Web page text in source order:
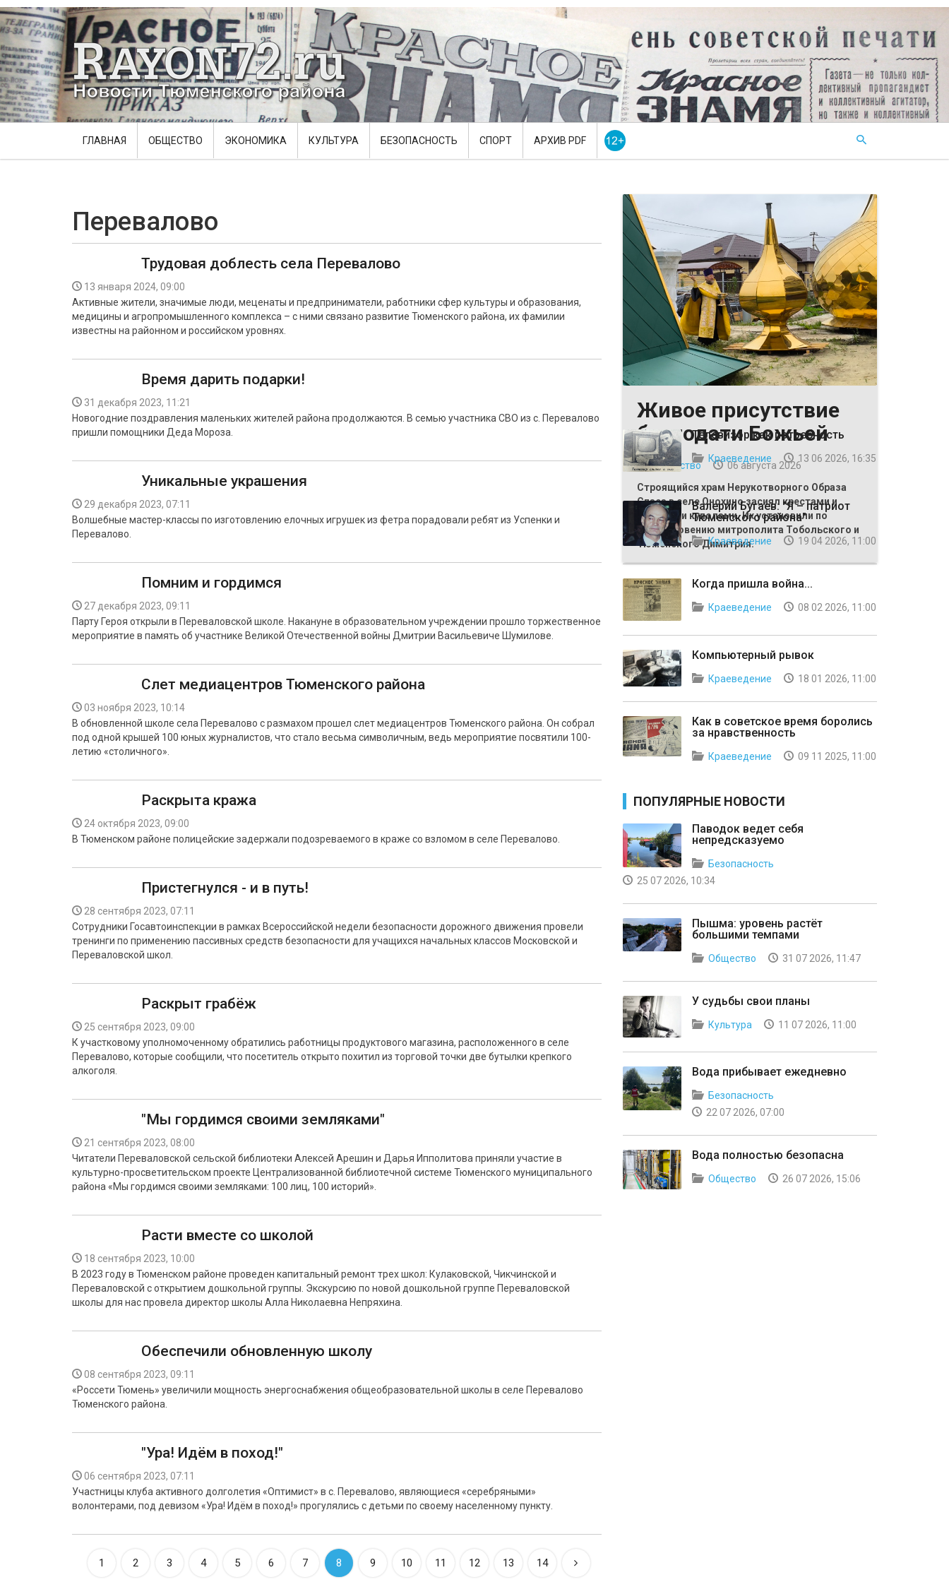
ГЛАВНАЯ ОБЩЕСТВО ЭКОНОМИКА КУЛЬТУРА БЕЗОПАСНОСТЬ СПОРТ АРХИВ PDF
Перевалово
Трудовая доблесть села Перевалово
13 января 2024, 09:00
Активные жители, значимые люди, меценаты и предприниматели, работники сфер культуры и образования,
медицины и агропромышленного комплекса – с ними связано развитие Тюменского района, их фамилии
известны на районном и российском уровнях.
Время дарить подарки!
31 декабря 2023, 11:21
Новогодние поздравления маленьких жителей района продолжаются. В семью участника СВО из с. Перевалово
пришли помощники Деда Мороза.
Уникальные украшения
29 декабря 2023, 07:11
Волшебные мастер-классы по изготовлению елочных игрушек из фетра порадовали ребят из Успенки и
Перевалово.
Помним и гордимся
27 декабря 2023, 09:11
Парту Героя открыли в Переваловской школе. Накануне в образовательном учреждении прошло торжественное
мероприятие в память об участнике Великой Отечественной войны Дмитрии Васильевиче Шумилове.
Слет медиацентров Тюменского района
03 ноября 2023, 10:14
В обновленной школе села Перевалово с размахом прошел слет медиацентров Тюменского района. Он собрал
под одной крышей 100 юных журналистов, что стало весьма символичным, ведь мероприятие посвятили 100-
летию «столичного».
Раскрыта кража
24 октября 2023, 09:00
В Тюменском районе полицейские задержали подозреваемого в краже со взломом в селе Перевалово.
Пристегнулся - и в путь!
28 сентября 2023, 07:11
Сотрудники Госавтоинспекции в рамках Всероссийской недели безопасности дорожного движения провели
тренинги по применению пассивных средств безопасности для учащихся начальных классов Московской и
Переваловской школ.
Раскрыт грабёж
25 сентября 2023, 09:00
К участковому уполномоченному обратились работницы продуктового магазина, расположенного в селе
Перевалово, которые сообщили, что посетитель открыто похитил из торговой точки две бутылки крепкого
алкоголя.
"Мы гордимся своими земляками"
21 сентября 2023, 08:00
Читатели Переваловской сельской библиотеки Алексей Арешин и Дарья Ипполитова приняли участие в
культурно-просветительском проекте Централизованной библиотечной системе Тюменского муниципального
района «Мы гордимся своими земляками: 100 лиц, 100 историй».
Расти вместе со школой
18 сентября 2023, 10:00
В 2023 году в Тюменском районе проведен капитальный ремонт трех школ: Кулаковской, Чикчинской и
Переваловской с открытием дошкольной группы. Экскурсию по новой дошкольной группе Переваловской
школы для нас провела директор школы Алла Николаевна Непряхина.
Обеспечили обновленную школу
08 сентября 2023, 09:11
«Россети Тюмень» увеличили мощность энергоснабжения общеобразовательной школы в селе Перевалово
Тюменского района.
"Ура! Идём в поход!"
06 сентября 2023, 07:11
Участницы клуба активного долголетия «Оптимист» в с. Перевалово, являющиеся «серебряными»
волонтерами, под девизом «Ура! Идём в поход!» прогулялись с детьми по своему населенному пункту.
1 2 3 4 5 6 7 8 9 10 11 12 13 14
Живое присутствие
благодати Божьей
Общество
06 августа 2026
Строящийся храм Нерукотворного Образа
Спаса в селе Онохино засиял крестами и
главными куполами. Их установили по
благословению митрополита Тобольского и
Тюменского Димитрия.
ВЫБОР РЕДАКЦИИ
Телевизор как потребность
Краеведение 13 06 2026, 16:35
Валерий Бугаев: "Я – патриот
Тюменского района"
Краеведение 19 04 2026, 11:00
Когда пришла война...
Краеведение 08 02 2026, 11:00
Компьютерный рывок
Краеведение 18 01 2026, 11:00
Как в советское время боролись
за нравственность
Краеведение 09 11 2025, 11:00
ПОПУЛЯРНЫЕ НОВОСТИ
Паводок ведет себя
непредсказуемо
Безопасность
25 07 2026, 10:34
Пышма: уровень растёт
большими темпами
Общество 31 07 2026, 11:47
У судьбы свои планы
Культура 11 07 2026, 11:00
Вода прибывает ежедневно
Безопасность
22 07 2026, 07:00
Вода полностью безопасна
Общество 26 07 2026, 15:06